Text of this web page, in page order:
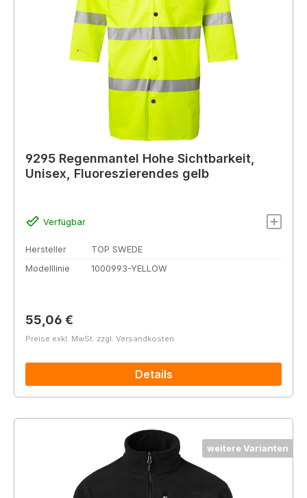
9295 Regenmantel Hohe Sichtbarkeit,
Unisex, Fluoreszierendes gelb
Verfügbar
Hersteller
TOP SWEDE
Modelllinie
1000993-YELLOW
Regulärer Preis:
55,06 €
Preise exkl. MwSt. zzgl. Versandkosten
Details
weitere Varianten